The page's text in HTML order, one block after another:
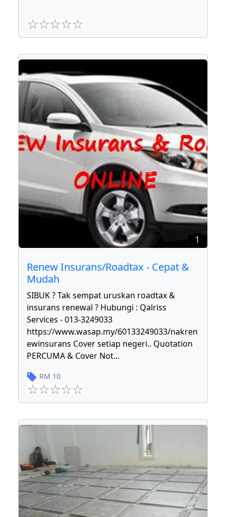
1
Renew Insurans/Roadtax - Cepat &
Mudah
SIBUK ? Tak sempat uruskan roadtax &
insurans renewal ? Hubungi : Qalriss
Services - 013-3249033
https://www.wasap.my/60133249033/nakren
ewinsurans Cover setiap negeri.. Quotation
PERCUMA & Cover Not...
RM 10